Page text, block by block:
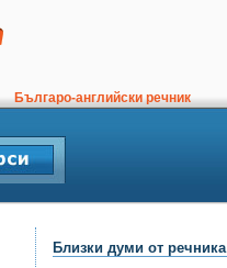
Българо-английски речник
Близки думи от речника